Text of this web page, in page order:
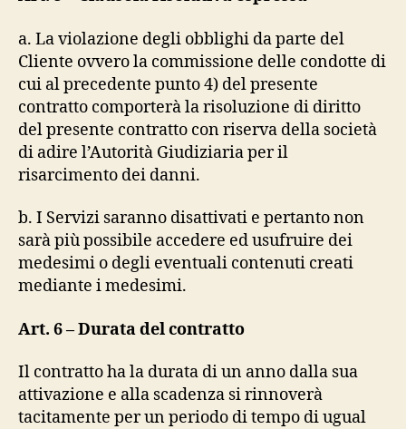
a. La violazione degli obblighi da parte del
Cliente ovvero la commissione delle condotte di
cui al precedente punto 4) del presente
contratto comporterà la risoluzione di diritto
del presente contratto con riserva della società
di adire l’Autorità Giudiziaria per il
risarcimento dei danni.
b. I Servizi saranno disattivati e pertanto non
sarà più possibile accedere ed usufruire dei
medesimi o degli eventuali contenuti creati
mediante i medesimi.
Art. 6 – Durata del contratto
Il contratto ha la durata di un anno dalla sua
attivazione e alla scadenza si rinnoverà
tacitamente per un periodo di tempo di ugual